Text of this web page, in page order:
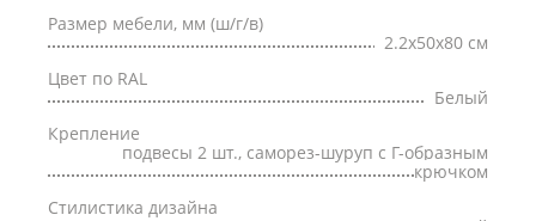
Размер мебели, мм (ш/г/в)
2.2x50x80 см
Цвет по RAL
Белый
Крепление
подвесы 2 шт., саморез-шуруп с Г-образным
крючком
Стилистика дизайна